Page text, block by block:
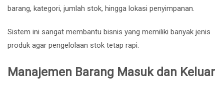
barang, kategori, jumlah stok, hingga lokasi penyimpanan.
Sistem ini sangat membantu bisnis yang memiliki banyak jenis
produk agar pengelolaan stok tetap rapi.
Manajemen Barang Masuk dan Keluar